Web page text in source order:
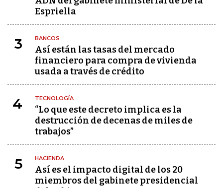
Espriella
3 BANCOS
Así están las tasas del mercado
financiero para compra de vivienda
usada a través de crédito
4 TECNOLOGÍA
“Lo que este decreto implica es la
destrucción de decenas de miles de
trabajos”
5 HACIENDA
Así es el impacto digital de los 20
miembros del gabinete presidencial